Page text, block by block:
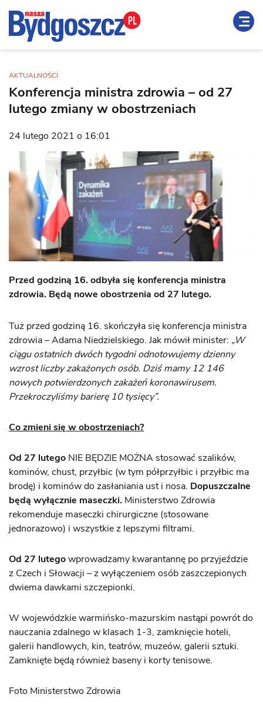
AKTUALNOŚCI
Konferencja ministra zdrowia – od 27
lutego zmiany w obostrzeniach
24 lutego 2021 o 16:01
Przed godziną 16. odbyła się konferencja ministra
zdrowia. Będą nowe obostrzenia od 27 lutego.
Tuż przed godziną 16. skończyła się konferencja ministra
zdrowia – Adama Niedzielskiego. Jak mówił minister: „W
ciągu ostatnich dwóch tygodni odnotowujemy dzienny
wzrost liczby zakażonych osób. Dziś mamy 12 146
nowych potwierdzonych zakażeń koronawirusem.
Przekroczyliśmy barierę 10 tysięcy”.
Co zmieni się w obostrzeniach?
Od 27 lutego NIE BĘDZIE MOŻNA stosować szalików,
kominów, chust, przyłbic (w tym półprzyłbic i przyłbic ma
brodę) i kominów do zasłaniania ust i nosa. Dopuszczalne
będą wyłącznie maseczki. Ministerstwo Zdrowia
rekomenduje maseczki chirurgiczne (stosowane
jednorazowo) i wszystkie z lepszymi filtrami.
Od 27 lutegowprowadzamy kwarantannę po przyjeździe
z Czech i Słowacji – z wyłączeniem osób zaszczepionych
dwiema dawkami szczepionki.
W wojewódzkie warmińsko-mazurskim nastąpi powrót do
nauczania zdalnego w klasach 1-3, zamknięcie hoteli,
galerii handlowych, kin, teatrów, muzeów, galerii sztuki.
Zamknięte będą również baseny i korty tenisowe.
Foto Ministerstwo Zdrowia